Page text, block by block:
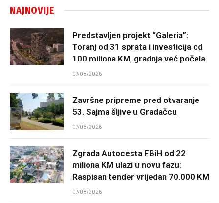
NAJNOVIJE
Predstavljen projekt “Galeria”:
Toranj od 31 sprata i investicija od
100 miliona KM, gradnja već počela
07/08/2026
Završne pripreme pred otvaranje
53. Sajma šljive u Gradačcu
07/08/2026
Zgrada Autocesta FBiH od 22
miliona KM ulazi u novu fazu:
Raspisan tender vrijedan 70.000 KM
07/08/2026